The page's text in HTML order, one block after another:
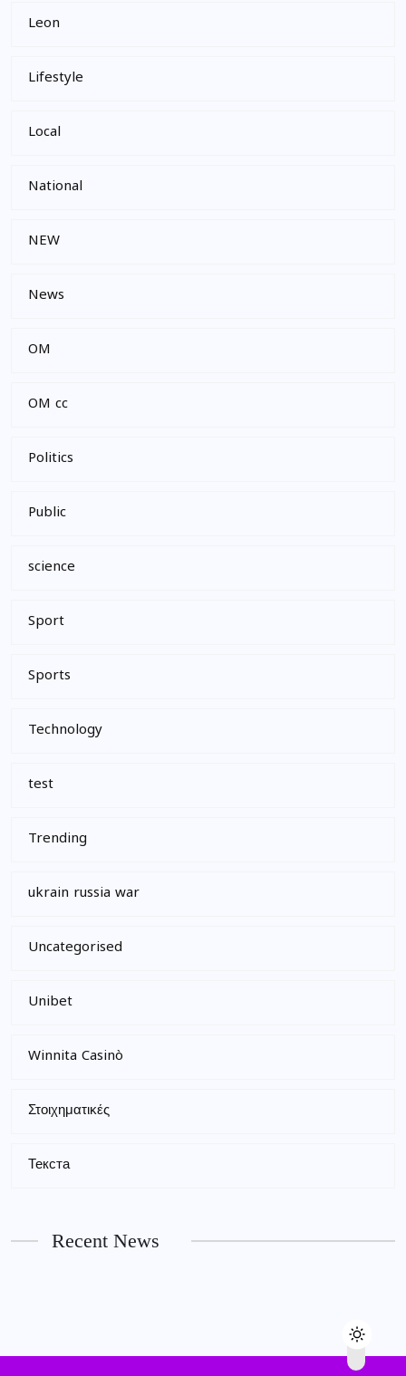
Leon
Lifestyle
Local
National
NEW
News
OM
OM cc
Politics
Public
science
Sport
Sports
Technology
test
Trending
ukrain russia war
Uncategorised
Unibet
Winnita Casinò
Στοιχηματικές
Текста
Recent News